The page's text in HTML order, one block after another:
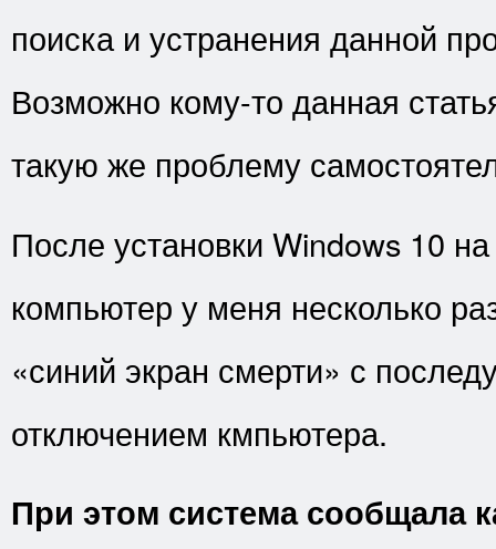
поиска и устранения данной
Возможно кому-то данная
такую же проблему
После установки Windows 10
компьютер у меня несколько
«синий экран смерти» с
отключением кмпьютера.
При этом система сообщала